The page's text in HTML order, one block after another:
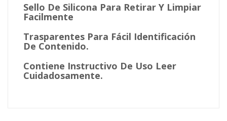
Sello De Silicona Para Retirar Y Limpiar
Facilmente
Trasparentes Para Fácil Identificación
De Contenido.
Contiene Instructivo De Uso Leer
Cuidadosamente.